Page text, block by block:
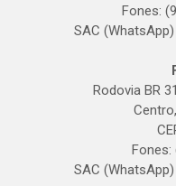
Fones:
SAC
Rodovia BR
Fones:
SAC